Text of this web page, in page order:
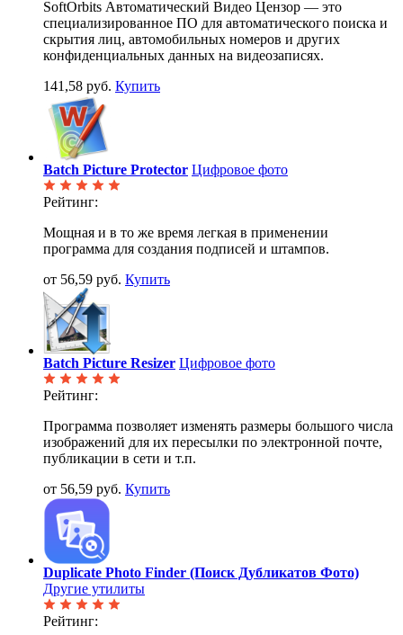
SoftOrbits Автоматический Видео Цензор — это
специализированное ПО для автоматического поиска и
скрытия лиц, автомобильных номеров и других
конфиденциальных данных на видеозаписях.
141,58 руб. Купить
Batch Picture Protector Цифровое фото
Рейтинг:
Мощная и в то же время легкая в применении
программа для создания подписей и штампов.
от 56,59 руб. Купить
Batch Picture Resizer Цифровое фото
Рейтинг:
Программа позволяет изменять размеры большого числа
изображений для их пересылки по электронной почте,
публикации в сети и т.п.
от 56,59 руб. Купить
Duplicate Photo Finder (Поиск Дубликатов Фото)
Другие утилиты
Рейтинг: